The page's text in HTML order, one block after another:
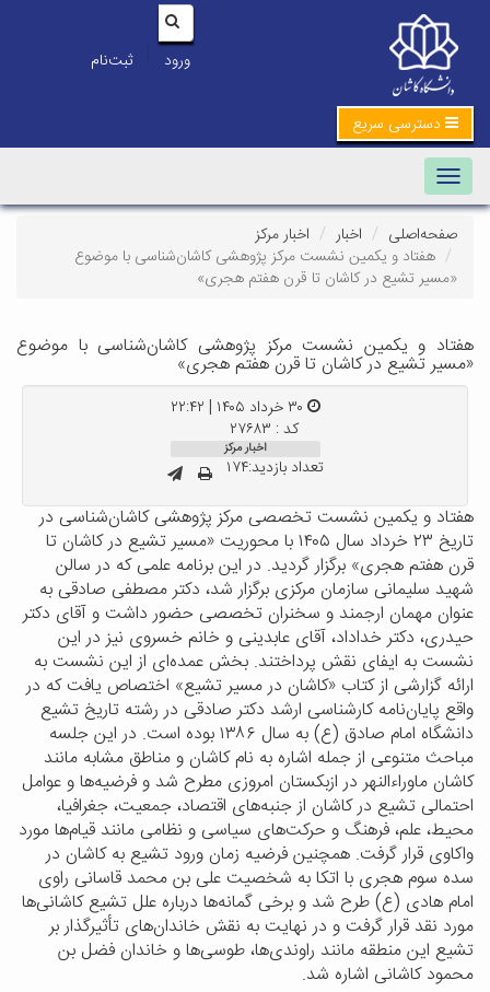
ورود | ثبت‌نام
دسترسی سریع
Toggle navigation
صفحه‌اصلی اخبار
اخبار مرکز
هفتاد و یکمین نشست مرکز پژوهشی کاشان‌شناسی با موضوع
«مسیر تشیع در کاشان تا قرن هفتم هجری»
هفتاد و یکمین نشست مرکز پژوهشی کاشان‌شناسی با موضوع
«مسیر تشیع در کاشان تا قرن هفتم هجری»
کد : ۲۷۶۸۳
اخبار مرکز
تعداد بازدید:۱۷۴
هفتاد و یکمین نشست تخصصی مرکز پژوهشی کاشان‌شناسی در
تاریخ ۲۳ خرداد سال ۱۴۰۵با محوریت «مسیر تشیع در کاشان تا
قرن هفتم هجری» برگزار گردید. در این برنامه علمی که در سالن
شهید سلیمانی سازمان مرکزی برگزار شد، دکتر مصطفی صادقی به
عنوان مهمان ارجمند و سخنران تخصصی حضور داشت و آقای دکتر
حیدری، دکتر خداداد، آقای عابدینی و خانم خسروی نیز در این
نشست به ایفای نقش پرداختند. بخش عمده‌ای از این نشست به
ارائه گزارشی از کتاب «کاشان در مسیر تشیع» اختصاص یافت که در
واقع پایان‌نامه کارشناسی ارشد دکتر صادقی در رشته تاریخ تشیع
دانشگاه امام صادق (ع) به سال ۱۳۸۶بوده است. در این جلسه
مباحث متنوعی از جمله اشاره به نام کاشان و مناطق مشابه مانند
کاشان ماوراءالنهر در ازبکستان امروزی مطرح شد و فرضیه‌ها و عوامل
احتمالی تشیع در کاشان از جنبه‌های اقتصاد، جمعیت، جغرافیا،
محیط، علم، فرهنگ و حرکت‌های سیاسی و نظامی مانند قیام‌ها مورد
واکاوی قرار گرفت. همچنین فرضیه زمان ورود تشیع به کاشان در
سده سوم هجری با اتکا به شخصیت علی بن محمد قاسانی راوی
امام هادی (ع) طرح شد و برخی گمانه‌ها درباره علل تشیع کاشانی‌ها
مورد نقد قرار گرفت و در نهایت به نقش خاندان‌های تأثیرگذار بر
تشیع این منطقه مانند راوندی‌ها، طوسی‌ها و خاندان فضل بن
محمود کاشانی اشاره شد.